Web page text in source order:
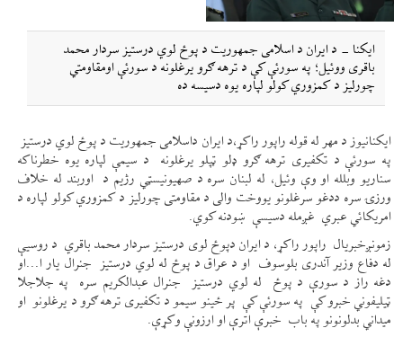
ایکنا - د ایران د اسلامی جمهوریت د پوځ لوي درستیز سردار محمد
باقری ووئیل؛ په سورئې کې د ترهه ګرو یرغلونه د سورئې اومقاومتي
چورلیز د کمزوري کولو لپاره یوه دسیسه ده
ایکنانیوز د مهر له قوله راپور راکړ،د ایران داسلامی جمهوریت د پوځ لوي درستیز
په سورئې د تکفیری ترهه ګرو ډلو ټپلو یرغلونه د سیمې لپاره یوه خطرناکه
سناریو وبلله او وې وئيل، له لبنان سره د صهیونیسټي رژيم د اوربند له خلاف
ورزۍ سره ددغو سرغلونو یووخت والی د مقاومتی چورلیز د کمزوري کولو لپاره د
امریکائي عبري غږمله دسیسې ښودنه کوي.
زمونږخبریال راپور راکړ، د ایران دپوځ لوی درستیز سردار محمد باقري د روسیې
له دفاع وزیر آندری بلوسوف او د عراق د پوځ له لوي درستیز جنرال یار ا...او
دغه راز د سورې د پوځ له لوي درستیز جنرال عبدالکریم سره په جلاجلا
ټيلیفوني خبرو کې په سورئې کې پر ځینو سیمو د تکفیری ترهه ګرو د یرغلونو او
میداني بدلونونو په باب خبرې اترې او ارزونې وکړې.